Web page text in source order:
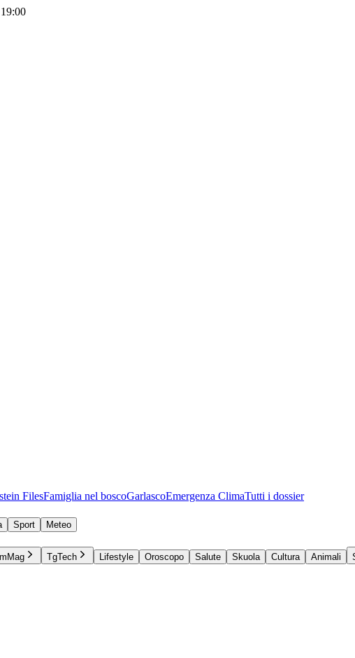
19:00
FilesFamiglia nel boscoGarlascoEmergenza ClimaTutti i dossier
Sport
Meteo
TgTech Lifestyle Oroscopo Salute Skuola Cultura Animali